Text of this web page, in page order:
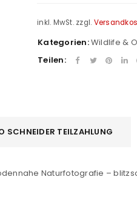
inkl. MwSt. zzgl.
Kategorien:Wildlife &
Teilen:
SCHNEIDER TEILZAHLUNG
Naturfotografie –